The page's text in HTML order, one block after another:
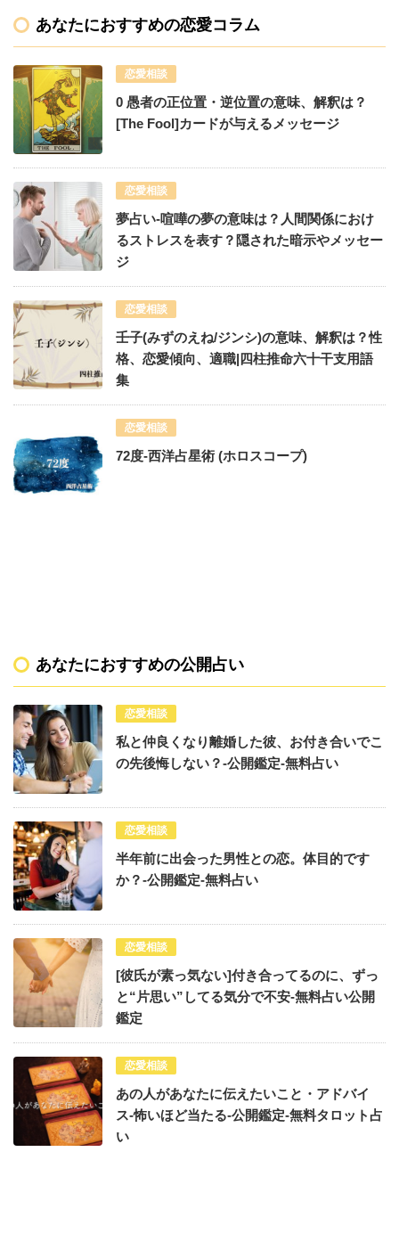
あなたにおすすめの恋愛コラム
恋愛相談
0 愚者の正位置・逆位置の意味、解釈は？
[The Fool]カードが与えるメッセージ
恋愛相談
夢占い-喧嘩の夢の意味は？人間関係におけ
るストレスを表す？隠された暗示やメッセー
ジ
恋愛相談
壬子(みずのえね/ジンシ)の意味、解釈は？性
格、恋愛傾向、適職|四柱推命六十干支用語
集
恋愛相談
72度-西洋占星術 (ホロスコープ)
あなたにおすすめの公開占い
恋愛相談
私と仲良くなり離婚した彼、お付き合いでこ
の先後悔しない？-公開鑑定-無料占い
恋愛相談
半年前に出会った男性との恋。体目的です
か？-公開鑑定-無料占い
恋愛相談
[彼氏が素っ気ない]付き合ってるのに、ずっ
と“片思い”してる気分で不安-無料占い公開
鑑定
恋愛相談
あの人があなたに伝えたいこと・アドバイ
ス-怖いほど当たる-公開鑑定-無料タロット占
い